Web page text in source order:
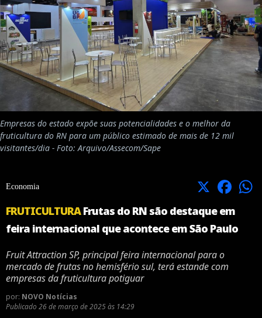
Empresas do estado expõe suas potencialidades e o melhor da
fruticultura do RN para um público estimado de mais de 12 mil
visitantes/dia - Foto: Arquivo/Assecom/Sape
Economia X Facebook
FRUTICULTURAFrutas do RN são destaque em
feira internacional que acontece em São Paulo
Fruit Attraction SP, principal feira internacional para o
mercado de frutas no hemisfério sul, terá estande com
empresas da fruticultura potiguar
por: NOVO Notícias
Publicado 26 de março de 2025 às 14:29